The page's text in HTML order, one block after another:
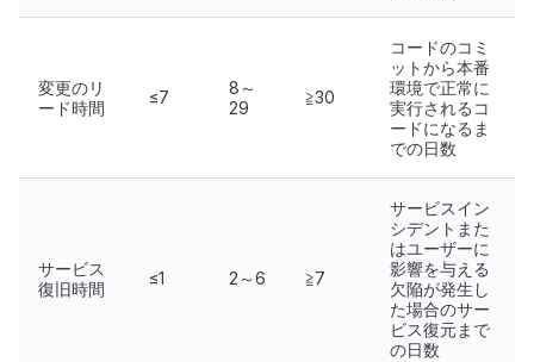
変更のリ
ード時間
≤7
8～
29
≧30
コードのコミ
ットから本番
環境で正常に
実行されるコ
ードになるま
での日数
サービス
復旧時間
≤1 2～6 ≧7
サービスイン
シデントまた
はユーザーに
影響を与える
欠陥が発生し
た場合のサー
ビス復元まで
の日数